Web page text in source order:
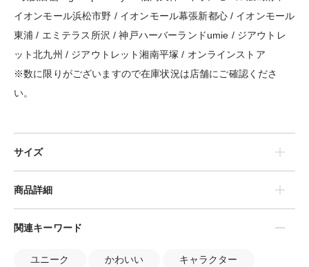
イオンモール浜松市野 / イオンモール幕張新都心 / イオンモール
東浦 / エミテラス所沢 / 神戸ハーバーランドumie / ジアウトレ
ット北九州 / ジアウトレット湘南平塚 / オンラインストア
※数に限りがございますので在庫状況は店舗にご確認くださ
い。
サイズ
商品詳細
関連キーワード
ユニーク かわいい キャラクター